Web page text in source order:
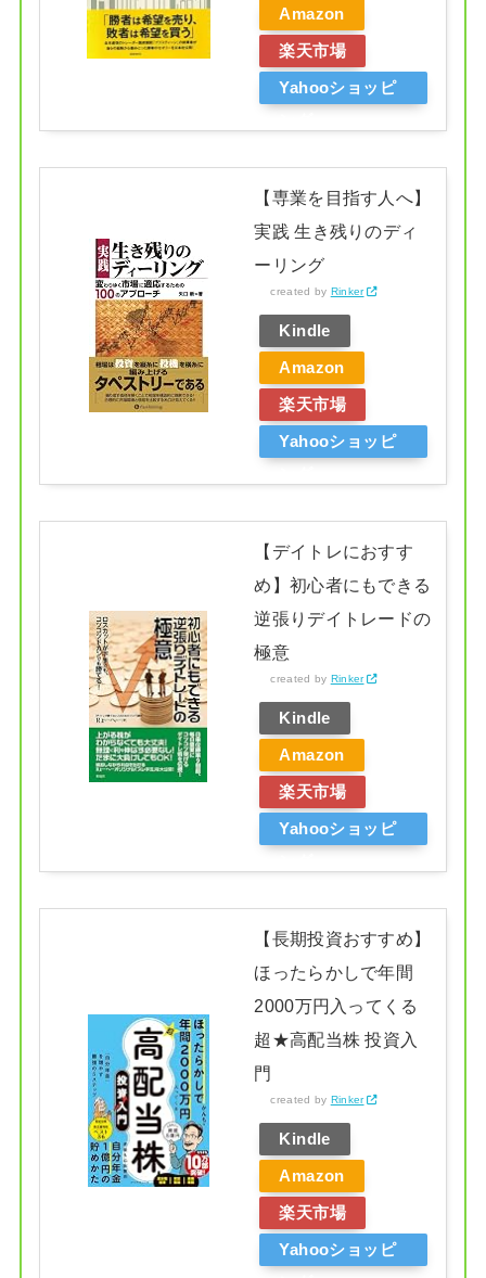
Amazon
楽天市場
Yahooショッピ
【専業を目指す人へ】
実践 生き残りのディ
ーリング
created by Rinker
Kindle
Amazon
楽天市場
Yahooショッピ
【デイトレにおすす
め】初心者にもできる
逆張りデイトレードの
極意
created by Rinker
Kindle
Amazon
楽天市場
Yahooショッピ
【長期投資おすすめ】
ほったらかしで年間
2000万円入ってくる
超★高配当株 投資入
門
created by Rinker
Kindle
Amazon
楽天市場
Yahooショッピ